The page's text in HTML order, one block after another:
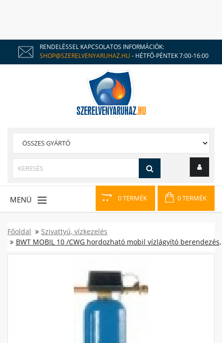
RENDELÉSSEL KAPCSOLATOS INFORMÁCIÓK:
SHOP@SZERELVENYARUHAZ.HU - HÉTFŐ-PÉNTEK 7:00-16:00
0 TERMÉK 0 TERMÉK
MENÜ
Főoldal
Szivattyú, vízkezelés
BWT MOBIL 10 /CWG hordozható mobil vízlágyító berendezés,